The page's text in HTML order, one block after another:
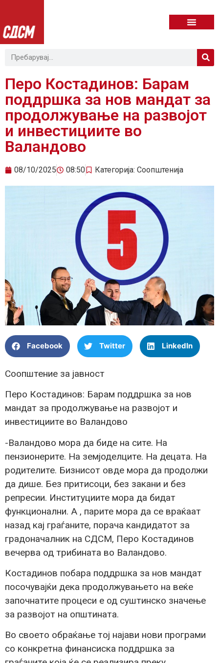
Перо Костадинов: Барам
поддршка за нов мандат за
продолжување на развојот
и инвестициите во
Валандово
08/10/2025 08:50 Категорија: Соопштенија
Facebook Twitter LinkedIn
Соопштение за јавност
Перо Костадинов: Барам поддршка за нов
мандат за продолжување на развојот и
инвестициите во Валандово
-Валандово мора да биде на сите. На
пензионерите. На земјоделците. На децата. На
родителите. Бизнисот овде мора да продолжи
да дише. Без притисоци, без закани и без
репресии. Институциите мора да бидат
функционални. А , парите мора да се враќаат
назад кај граѓаните, порача кандидатот за
градоначалник на СДСМ, Перо Костадинов
вечерва од трибината во Валандово.
Костадинов побара поддршка за нов мандат
посочувајќи дека продолжувањето на веќе
започнатите процеси е од суштинско значење
за развојот на општината.
Во своето обраќање тој најави нови програми
со конкретна финансиска поддршка за